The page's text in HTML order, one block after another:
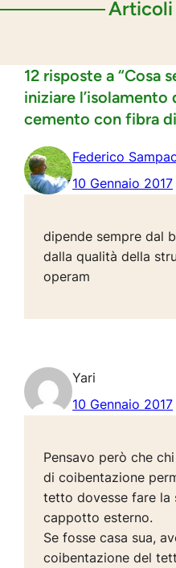
12 risposte a “Cosa
iniziare
cemento con fibra
Federico
10 Gennaio 2017
dipende sempre dal
dalla qualità della
operam
Yari
10 Gennaio 2017
Pensavo però che
di coibentazione
tetto dovesse fare la
cappotto esterno.
Se fosse casa sua,
coibentazione del